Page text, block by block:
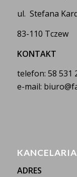
ul. Stefana
83-110 Tczew
KONTAKT
telefon: 58 531
e-mail:
ADRES